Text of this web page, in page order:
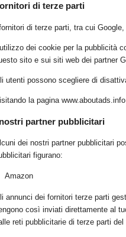
di terze parti
di terze parti, tra cui
dei cookie per la pubblicità
sito e sui siti web dei partner
utenti possono scegliere di
la pagina
partner pubblicitari
dei nostri partner pubblicitari
figurano:
Amazon
annunci dei fornitori terze parti
così inviati direttamente al
reti pubblicitarie di terze parti